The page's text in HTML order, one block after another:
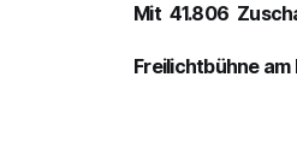
Mit 41.806
Freilichtbühne am